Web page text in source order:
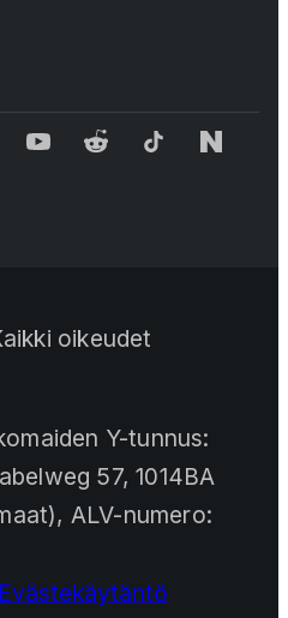
oikeudet
Y-tunnus:
57, 1014BA
ALV-numero:
Evästekäytäntö